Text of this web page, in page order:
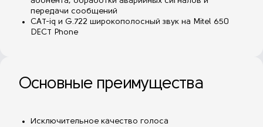
передачи сообщений
CAT-iq и G.722 широкополосный звук на Mitel 650
DECT Phone
Основные преимущества
Исключительное качество голоса